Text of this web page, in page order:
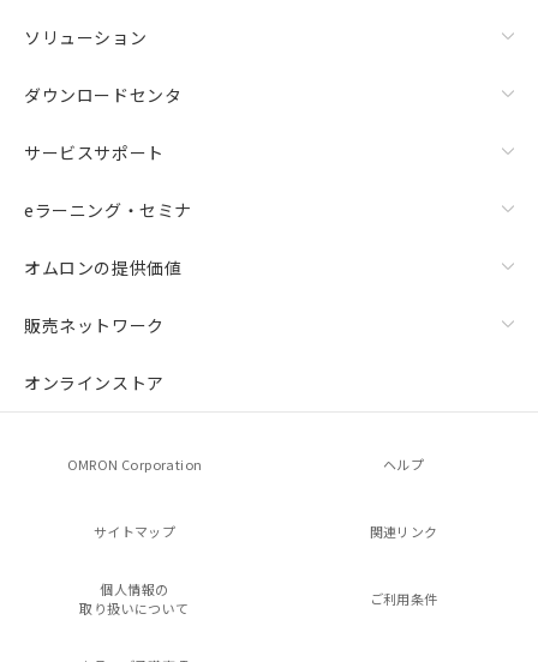
ソリューション
ダウンロードセンタ
サービスサポート
eラーニング・セミナ
オムロンの提供価値
販売ネットワーク
オンラインストア
OMRON Corporation ヘルプ
サイトマップ 関連リンク
個人情報の
取り扱いについて
ご利用条件